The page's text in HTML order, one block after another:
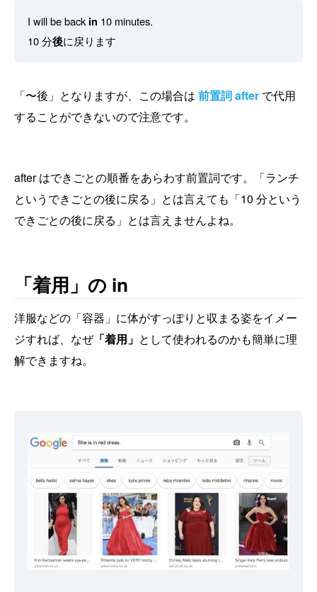
I will be backin 10 minutes.
10 分後に戻ります
「〜後」となりますが、この場合は 前置詞 after で代用
することができないので注意です。
after はできごとの順番をあらわす前置詞です。「ランチ
というできごとの後に戻る」とは言えても「10 分という
できごとの後に戻る」とは言えませんよね。
「着用」の in
洋服などの「容器」に体がすっぽりと収まる姿をイメー
ジすれば、なぜ「着用」 として使われるのかも簡単に理
解できますね。